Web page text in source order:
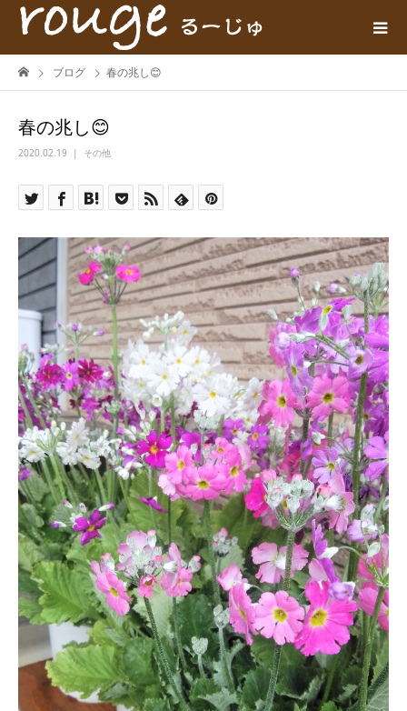
ブログ 春の兆し😊
春の兆し😊
2020.02.19 その他